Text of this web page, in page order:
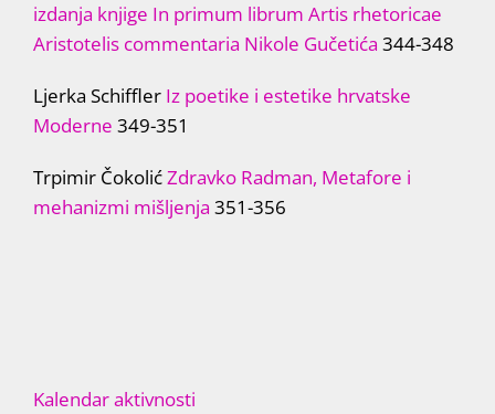
izdanja knjige In primum librum Artis rhetoricae
Aristotelis commentaria Nikole Gučetića 344-348
Ljerka Schiffler Iz poetike i estetike hrvatske
Moderne 349-351
Trpimir ČokolićZdravko Radman, Metafore i
mehanizmi mišljenja 351-356
Kalendar aktivnosti